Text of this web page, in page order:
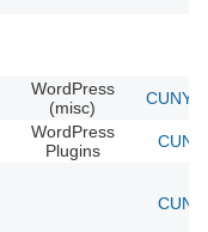
WordPress
(misc)
CUNY
WordPress
Plugins